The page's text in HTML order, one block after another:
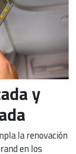
y
la renovación
en los